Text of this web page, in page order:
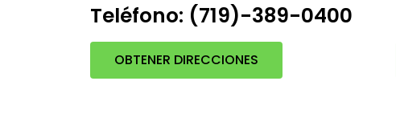
Teléfono: (719)-389-0400
OBTENER DIRECCIONES